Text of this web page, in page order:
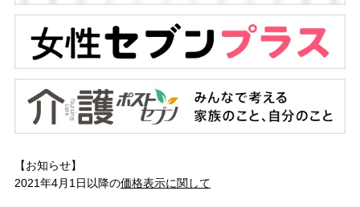
【お知らせ】
2021年4月1日以降の価格表示に関して